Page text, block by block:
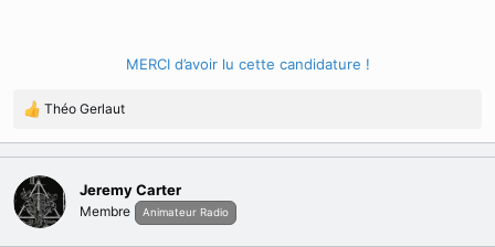
MERCI d’avoir lu cette candidature !
R
a
c
t
i
Théo Gerlaut
Jeremy Carter
Membre Animateur Radio